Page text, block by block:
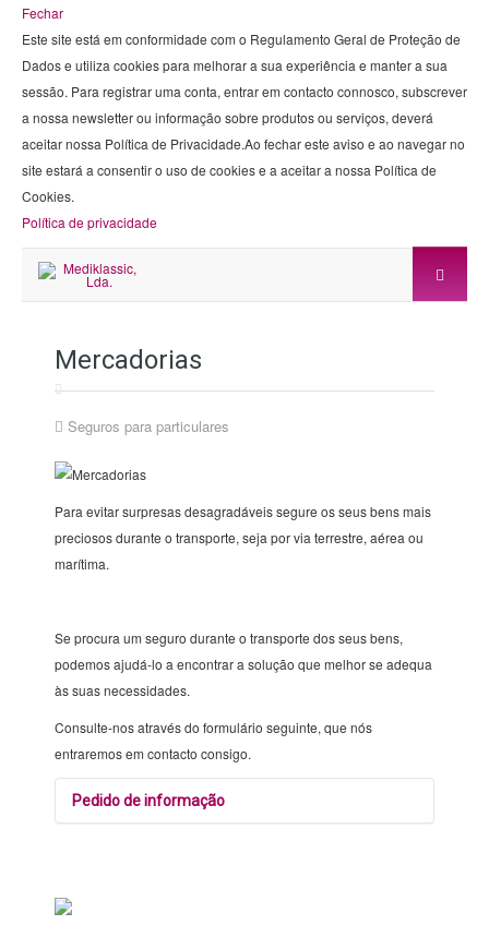
Fechar
Este site está em conformidade com o Regulamento Geral de Proteção de
Dados e utiliza cookies para melhorar a sua experiência e manter a sua
sessão. Para registrar uma conta, entrar em contacto connosco, subscrever
a nossa newsletter ou informação sobre produtos ou serviços, deverá
aceitar nossa Política de Privacidade.Ao fechar este aviso e ao navegar no
site estará a consentir o uso de cookies e a aceitar a nossa Política de
Cookies.
Política de privacidade
Mercadorias
Seguros para particulares
Para evitar surpresas desagradáveis segure os seus bens mais
preciosos durante o transporte, seja por via terrestre, aérea ou
marítima.
Se procura um seguro durante o transporte dos seus bens,
podemos ajudá-lo a encontrar a solução que melhor se adequa
às suas necessidades.
Consulte-nos através do formulário seguinte, que nós
entraremos em contacto consigo.
Pedido de informação